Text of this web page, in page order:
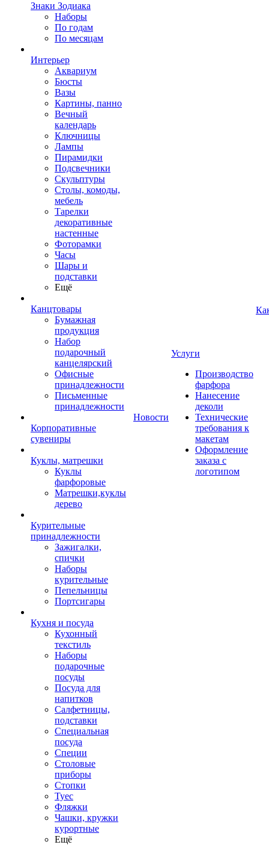
Знаки Зодиака
Наборы
По годам
По месяцам
Интерьер
Аквариум
Бюсты
Вазы
Картины, панно
Вечный
календарь
Ключницы
Лампы
Пирамидки
Подсвечники
Скульптуры
Столы, комоды,
мебель
Тарелки
декоративные
настенные
Фоторамки
Часы
Шары и
подставки
Ещё
Канцтовары
Бумажная
продукция
Набор
подарочный
канцелярский
Офисные
принадлежности
Письменные
принадлежности
Корпоративные
сувениры
Куклы, матрешки
Куклы
фарфоровые
Матрешки,куклы
дерево
Курительные
принадлежности
Зажигалки,
спички
Наборы
курительные
Пепельницы
Портсигары
Кухня и посуда
Кухонный
текстиль
Наборы
подарочные
посуды
Посуда для
напитков
Салфетницы,
подставки
Специальная
посуда
Специи
Столовые
приборы
Стопки
Туес
Фляжки
Чашки, кружки
курортные
Ещё
Новости
Услуги
Производство
фарфора
Нанесение
деколи
Технические
требования к
макетам
Оформление
заказа с
логотипом